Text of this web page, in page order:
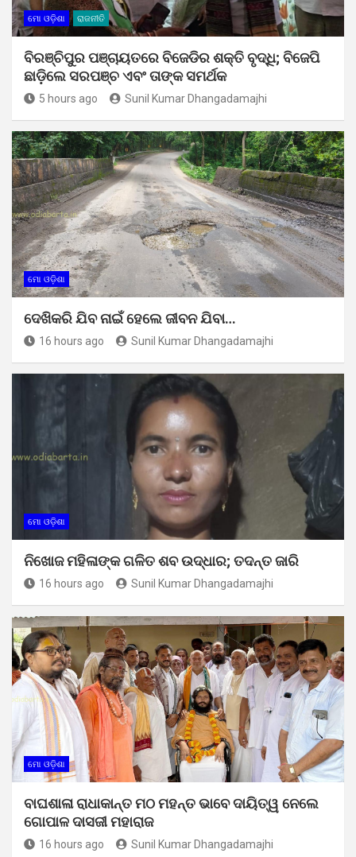
ମୋ ଓଡ଼ିଶା ରାଜନୀତି
ବିରଞ୍ଚିପୁର ପଞ୍ଚାୟତରେ ବିଜେଡିର ଶକ୍ତି ବୃଦ୍ଧି; ବିଜେପି
ଛାଡ଼ିଲେ ସରପଞ୍ଚ ଏବଂ ତାଙ୍କ ସମର୍ଥକ
5 hours ago Sunil Kumar Dhangadamajhi
ମୋ ଓଡ଼ିଶା
ଦେଖିକରି ଯିବ ନାଇଁ ହେଲେ ଜୀବନ ଯିବା…
16 hours ago Sunil Kumar Dhangadamajhi
ମୋ ଓଡ଼ିଶା
ନିଖୋଜ ମହିଳାଙ୍କ ଗଳିତ ଶବ ଉଦ୍ଧାର; ତଦନ୍ତ ଜାରି
16 hours ago Sunil Kumar Dhangadamajhi
ମୋ ଓଡ଼ିଶା
ବାଘଶାଳା ରାଧାକାନ୍ତ ମଠ ମହନ୍ତ ଭାବେ ଦାୟିତ୍ୱ ନେଲେ
ଗୋପାଳ ଦାସଜୀ ମହାରାଜ
16 hours ago Sunil Kumar Dhangadamajhi